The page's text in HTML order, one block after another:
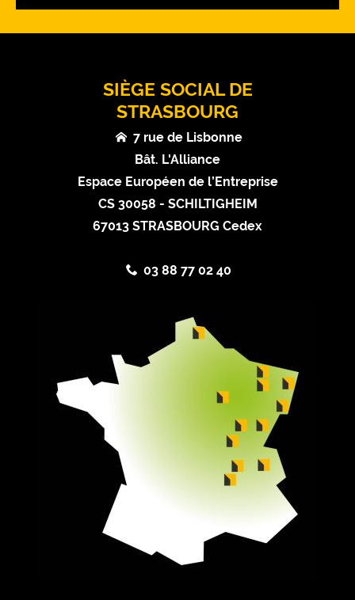
SIÈGE SOCIAL DE
STRASBOURG
7 rue de Lisbonne
Bât. L'Alliance
Espace Européen de l’Entreprise
CS 30058 - SCHILTIGHEIM
67013 STRASBOURG Cedex
03 88 77 02 40